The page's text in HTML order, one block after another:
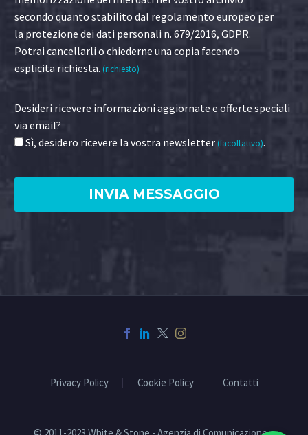
secondo quanto stabilito dal regolamento europeo per
la protezione dei dati personali n. 679/2016, GDPR.
Potrai cancellarli o chiederne una copia facendo
esplicita richiesta. (richiesto)
Desideri ricevere informazioni aggiornate e offerte speciali
via email?
Sì, desidero ricevere la vostra newsletter(facoltativo).
Privacy Policy Cookie Policy Contatti
© 2011-2023 White & Stone - Agenzia di Comunicazione e